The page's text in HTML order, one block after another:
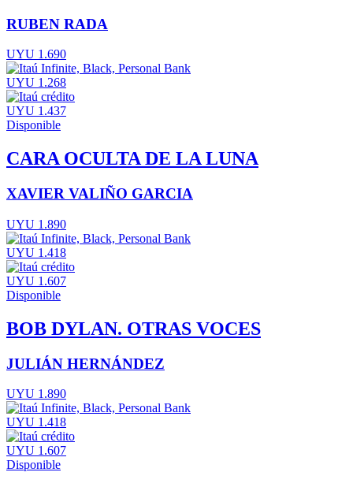
RUBEN RADA
UYU 1.690
UYU 1.268
UYU 1.437
Disponible
CARA OCULTA DE LA LUNA
XAVIER VALIÑO GARCIA
UYU 1.890
UYU 1.418
UYU 1.607
Disponible
BOB DYLAN. OTRAS VOCES
JULIÁN HERNÁNDEZ
UYU 1.890
UYU 1.418
UYU 1.607
Disponible